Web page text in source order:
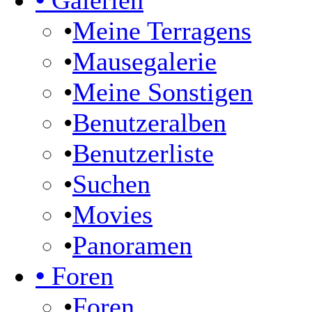
•Meine Terragens
•Mausegalerie
•Meine Sonstigen
•Benutzeralben
•Benutzerliste
•Suchen
•Movies
•Panoramen
• Foren